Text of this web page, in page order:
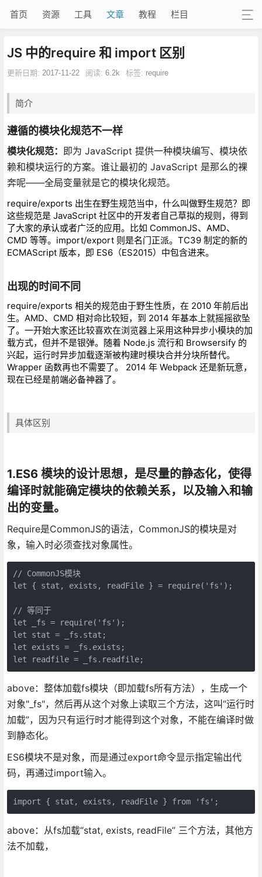
首页 资源 工具 文章 教程 栏目
JS 中的require 和 import 区别
更新日期: 2017-11-22 阅读: 6.2k 标签: require
简介
遵循的模块化规范不一样
模块化规范： 即为 JavaScript 提供一种模块编写、模块依
赖和模块运行的方案。谁让最初的 JavaScript 是那么的裸
奔呢——全局变量就是它的模块化规范。
require/exports 出生在野生规范当中，什么叫做野生规范？即
这些规范是 JavaScript 社区中的开发者自己草拟的规则，得到
了大家的承认或者广泛的应用。比如 CommonJS、AMD、
CMD 等等。import/export 则是名门正派。TC39 制定的新的
ECMAScript 版本，即 ES6（ES2015）中包含进来。
出现的时间不同
require/exports 相关的规范由于野生性质，在 2010 年前后出
生。AMD、CMD 相对命比较短，到 2014 年基本上就摇摇欲坠
了。一开始大家还比较喜欢在浏览器上采用这种异步小模块的加
载方式，但并不是银弹。随着 Node.js 流行和 Browsersify 的
兴起，运行时异步加载逐渐被构建时模块合并分块所替代。
Wrapper 函数再也不需要了。 2014 年 Webpack 还是新玩意，
现在已经是前端必备神器了。
具体区别
1.ES6 模块的设计思想，是尽量的静态化，使得
编译时就能确定模块的依赖关系，以及输入和输
出的变量。
Require是CommonJS的语法，CommonJS的模块是对
象，输入时必须查找对象属性。
// CommonJS模块
let { stat, exists, readFile } = require('fs');
// 等同于
let _fs = require('fs');
let stat = _fs.stat;
let exists = _fs.exists;
let readfile = _fs.readfile;
above：整体加载fs模块（即加载fs所有方法），生成一个
对象"_fs"，然后再从这个对象上读取三个方法，这叫“运行时
加载”，因为只有运行时才能得到这个对象，不能在编译时做
到静态化。
ES6模块不是对象，而是通过export命令显示指定输出代
码，再通过import输入。
import { stat, exists, readFile } from 'fs';
above：从fs加载“stat, exists, readFile” 三个方法，其他方
法不加载，